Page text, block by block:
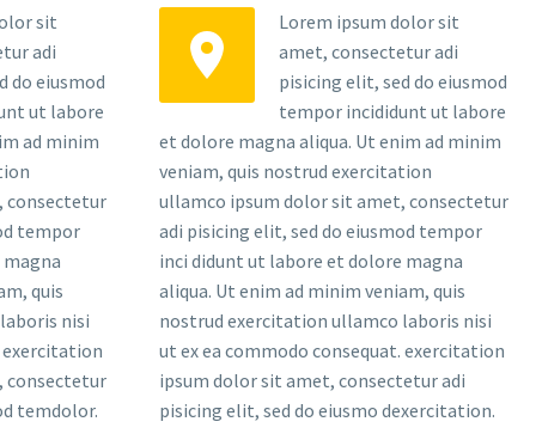
sit
adi
do eiusmod
ut labore
ad minim
consectetur
tempor
quis
nisi
exercitation
consectetur
temdolor.


Lorem ipsum dolor sit
amet, consectetur adi
pisicing elit, sed do eiusmod
tempor incididunt ut labore
et dolore magna aliqua. Ut enim ad minim
veniam, quis nostrud exercitation
ullamco ipsum dolor sit amet, consectetur
adi pisicing elit, sed do eiusmod tempor
inci didunt ut labore et dolore magna
aliqua. Ut enim ad minim veniam, quis
nostrud exercitation ullamco laboris nisi
ut ex ea commodo consequat. exercitation
ipsum dolor sit amet, consectetur adi
pisicing elit, sed do eiusmo dexercitation.